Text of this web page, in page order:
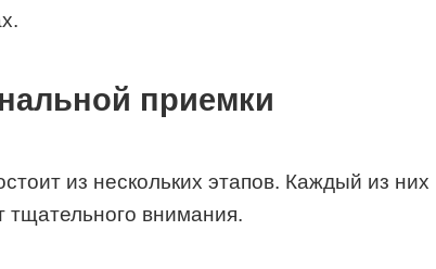
приемки
из нескольких этапов. Каждый из них
тщательного внимания.